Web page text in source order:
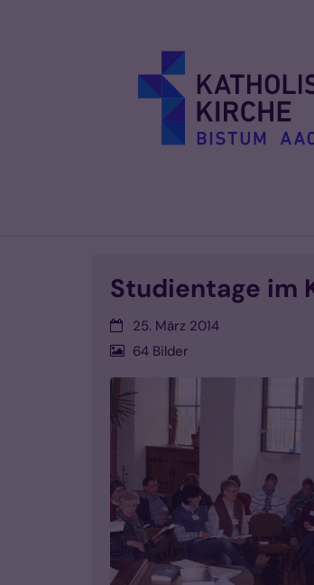
Studientage im
Datum:25. März 2014
64 Bilder